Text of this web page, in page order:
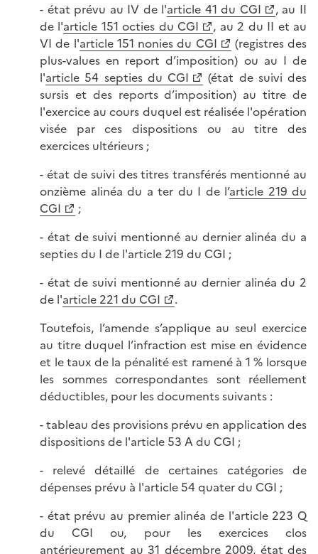
- état prévu au IV de l'article 41 du CGI
, au II
de l'article 151 octies du CGI
, au 2 du II et au
VI de l'article 151 nonies du CGI
(registres des
plus-values en report d’imposition) ou au I de
l'article 54 septies du CGI
(état de suivi des
sursis et des reports d’imposition) au titre de
l'exercice au cours duquel est réalisée l'opération
visée par ces dispositions ou au titre des
exercices ultérieurs ;
- état de suivi des titres transférés mentionné au
onzième alinéa du a ter du I de l’article 219 du
CGI
;
- état de suivi mentionné au dernier alinéa du a
septies du I de l'article 219 du CGI ;
- état de suivi mentionné au dernier alinéa du 2
de l'article 221 du CGI
.
Toutefois, l’amende s’applique au seul exercice
au titre duquel l’infraction est mise en évidence
et le taux de la pénalité est ramené à 1 % lorsque
les sommes correspondantes sont réellement
déductibles, pour les documents suivants :
- tableau des provisions prévu en application des
dispositions de l'article 53 A du CGI ;
- relevé détaillé de certaines catégories de
dépenses prévu à l'article 54 quater du CGI ;
- état prévu au premier alinéa de l'article 223 Q
du CGI ou, pour les exercices clos
antérieurement au 31 décembre 2009, état des